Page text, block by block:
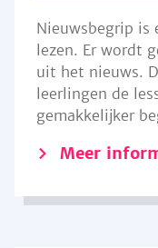
Nieuwsbegrip is
lezen. Er wordt
uit het nieuws.
leerlingen de
gemakkelijker
Meer